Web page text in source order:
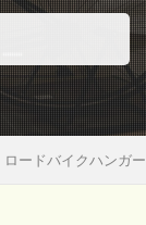
ロードバイクハンガ